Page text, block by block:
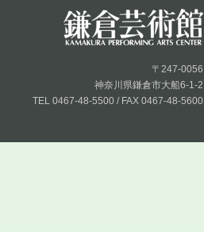
〒247-0056
神奈川県鎌倉市大船6-1-2
TEL 0467-48-5500 / FAX 0467-48-5600